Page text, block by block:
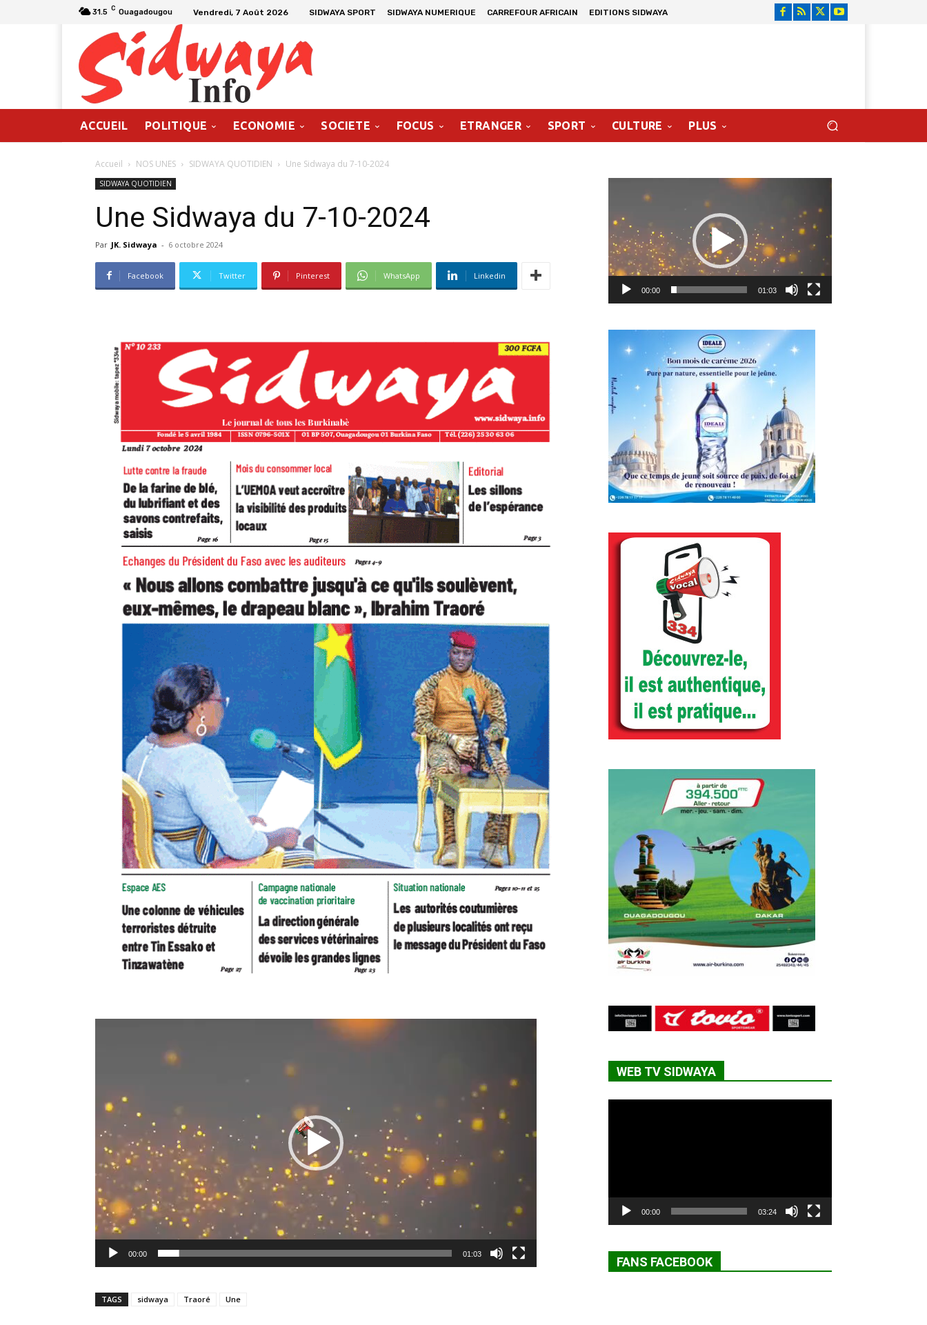
31.5 C Ouagadougou Vendredi, 7 Août 2026 SIDWAYA SPORT SIDWAYA NUMERIQUE CARREFOUR AFRICAIN EDITIONS SIDWAYA
ACCUEIL POLITIQUE ECONOMIE SOCIETE FOCUS ETRANGER SPORT CULTURE PLUS
Accueil NOS UNES SIDWAYA QUOTIDIEN Une Sidwaya du 7-10-2024
SIDWAYA QUOTIDIEN
Une Sidwaya du 7-10-2024
Par JK. Sidwaya - 6 octobre 2024
Facebook Twitter Pinterest WhatsApp Linkedin
Lecteur
00:00 01:03
TAGS sidwaya Traoré Une
00:00 01:03
WEB TV SIDWAYA
00:00 03:24
FANS FACEBOOK